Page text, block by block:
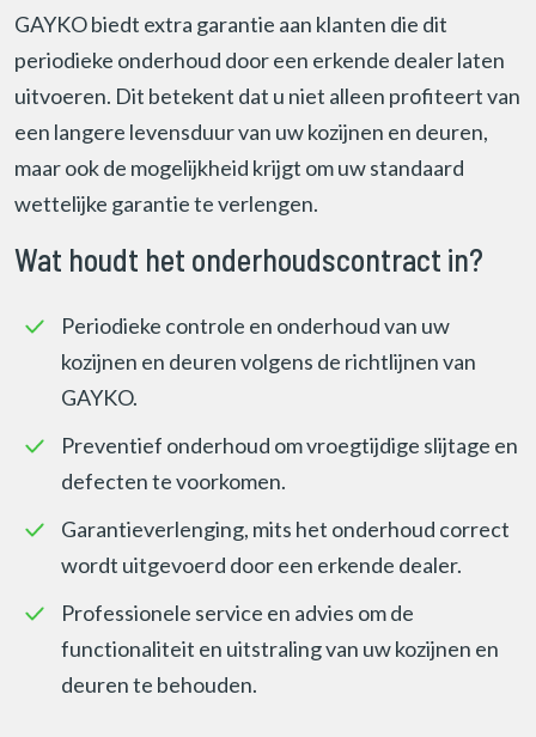
GAYKO biedt extra garantie aan klanten die dit
periodieke onderhoud door een erkende dealer laten
uitvoeren. Dit betekent dat u niet alleen profiteert van
een langere levensduur van uw kozijnen en deuren,
maar ook de mogelijkheid krijgt om uw standaard
wettelijke garantie te verlengen.
Wat houdt het onderhoudscontract in?
Periodieke controle en onderhoud van uw
kozijnen en deuren volgens de richtlijnen van
GAYKO.
Preventief onderhoud om vroegtijdige slijtage en
defecten te voorkomen.
Garantieverlenging, mits het onderhoud correct
wordt uitgevoerd door een erkende dealer.
Professionele service en advies om de
functionaliteit en uitstraling van uw kozijnen en
deuren te behouden.